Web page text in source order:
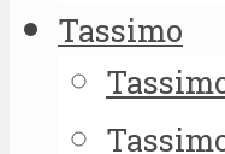
Tassimo